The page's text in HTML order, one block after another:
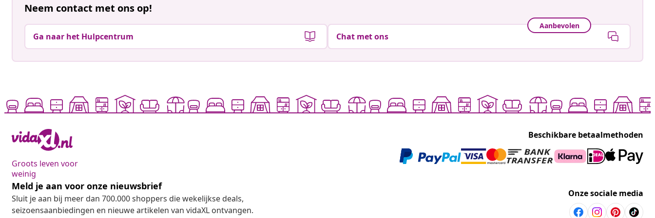
Neem contact met ons op!
Ga naar het Hulpcentrum
Aanbevolen
Chat met ons
Groots leven voor
weinig
Beschikbare betaalmethoden
Meld je aan voor onze nieuwsbrief
Sluit je aan bij meer dan 700.000 shoppers die wekelijkse deals,
seizoensaanbiedingen en nieuwe artikelen van vidaXL ontvangen.
Onze sociale media